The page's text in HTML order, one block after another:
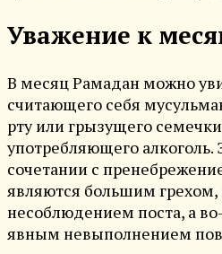
Уважение к
В месяц Рамадан можно
считающего себя
рту или грызущего
употребляющего алкоголь.
сочетании с
являются большим грехом,
несоблюдением поста, а
явным невыполнением